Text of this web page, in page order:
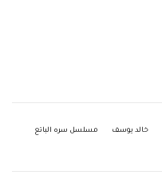
خالد يوسف
مسلسل سره الباتع